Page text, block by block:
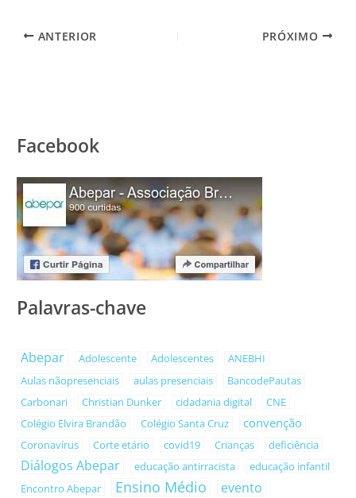
ANTERIOR PRÓXIMO
Facebook
Palavras-chave
Abepar Adolescente Adolescentes
ANEBHI
Aulas nãopresenciais
aulas presenciais
BancodePautas
Carbonari
Christian Dunker cidadania digital
CNE
Colégio Elvira Brandão
Colégio Santa Cruz convenção
Coronavírus Corte etário covid19 Crianças deficiência
Diálogos Abepar educação antirracista
educação infantil
Encontro Abepar
Ensino Médio evento